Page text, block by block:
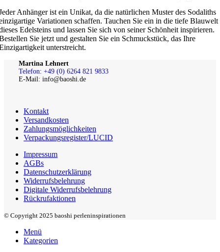
Anhänger ist ein Unikat, da die natürlichen Muster des Sodaliths
Variationen schaffen. Tauchen Sie ein in die tiefe Blauwelt
Edelsteins und lassen Sie sich von seiner Schönheit inspirieren.
Sie jetzt und gestalten Sie ein Schmuckstück, das Ihre
unterstreicht.
Martina Lehnert
Telefon: +49 (0) 6264 821 9833
E-Mail: info@baoshi.de
Kontakt
Versandkosten
Zahlungsmöglichkeiten
Verpackungsregister/LUCID
Impressum
AGBs
Datenschutzerklärung
Widerrufsbelehrung
Digitale Widerrufsbelehrung
Rückrufaktionen
© Copyright 2025 baoshi perleninspirationen
Menü
Kategorien